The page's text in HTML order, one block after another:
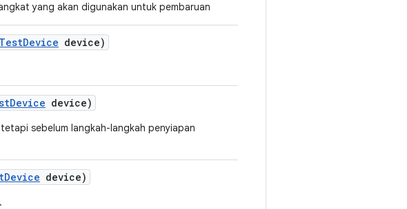
yang akan digunakan untuk pembaruan
Device device)
Device device)
sebelum langkah-langkah penyiapan
Device device)